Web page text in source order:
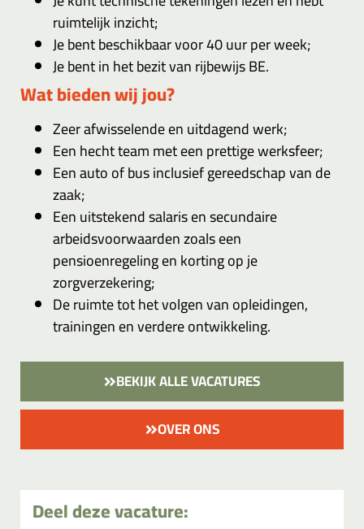
ruimtelijk inzicht;
Je bent beschikbaar voor 40 uur per week;
Je bent in het bezit van rijbewijs BE.
Wat bieden wij jou?
Zeer afwisselende en uitdagend werk;
Een hecht team met een prettige werksfeer;
Een auto of bus inclusief gereedschap van de
zaak;
Een uitstekend salaris en secundaire
arbeidsvoorwaarden zoals een
pensioenregeling en korting op je
zorgverzekering;
De ruimte tot het volgen van opleidingen,
trainingen en verdere ontwikkeling.
BEKIJK ALLE VACATURES
OVER ONS
Deel deze vacature: